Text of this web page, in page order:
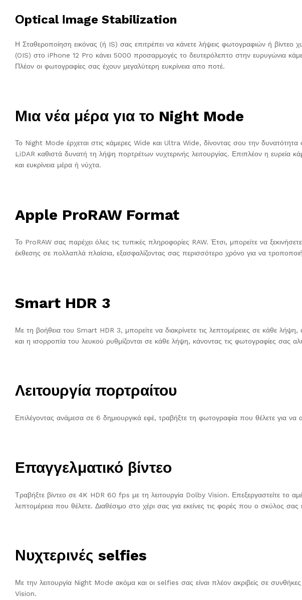
Οptical Ιmage Stabilization
Η Σταθεροποίηση εικόνας (ή IS) σας επιτρέπει να κάνετε λήψεις φωτογραφιών ή
(OIS) στο iPhone 12 Pro κάνει 5000 προσαρμογές το δευτερόλεπτο στην ευρυγώνια
Πλέον οι φωτογραφίες σας έχουν μεγαλύτερη ευκρίνεια απο ποτέ.
Μια νέα μέρα για το Night Mode
Το Night Mode έρχεται στις κάμερες Wide και Ultra Wide, δίνοντας σου την
LiDAR καθιστά δυνατή τη λήψη πορτρέτων νυχτερινής λειτουργίας. Επιπλέον η ευρεία
και ευκρίνεια μέρα ή νύχτα.
Apple ProRAW Format
Το ProRAW σας παρέχει όλες τις τυπικές πληροφορίες RAW. Έτσι, μπορείτε να
έκθεσης σε πολλαπλά πλαίσια, εξασφαλίζοντας σας περισσότερο χρόνο για να
Smart HDR 3
Με τη βοήθεια του Smart HDR 3, μπορείτε να διακρίνετε τις λεπτομέρειες σε κάθε
και η ισορροπία του λευκού ρυθμίζονται σε κάθε λήψη, κάνοντας τις φωτογραφίες σας
Λειτουργία πορτραίτου
Επιλέγοντας ανάμεσα σε 6 δημιουργικά εφέ, τραβήξτε τη φωτογραφία που θέλετε για να
Επαγγελματικό βίντεο
Τραβήξτε βίντεο σε 4K HDR 60 fps με τη λειτουργία Dolby Vision. Επεξεργαστείτε το
λεπτομέρεια που θέλετε. Διαθέσιμο στο χέρι σας για εκείνες τις φορές που ο σκύλος σας
Νυχτερινές selfies
Με την λειτουργία Night Mode ακόμα και οι selfies σας είναι πλέον ακριβείς σε
Vision.